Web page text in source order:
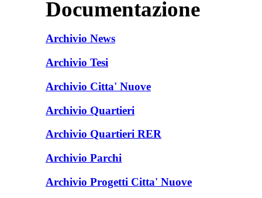
Documentazione
Archivio News
Archivio Tesi
Archivio Citta' Nuove
Archivio Quartieri
Archivio Quartieri RER
Archivio Parchi
Archivio Progetti Citta' Nuove